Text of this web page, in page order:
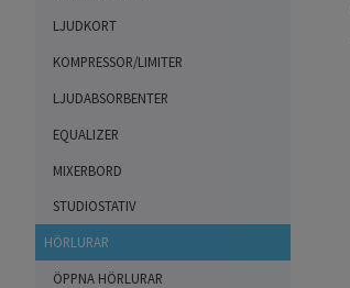
LJUDKORT
KOMPRESSOR/LIMITER
LJUDABSORBENTER
EQUALIZER
MIXERBORD
STUDIOSTATIV
HÖRLURAR
ÖPPNA HÖRLURAR